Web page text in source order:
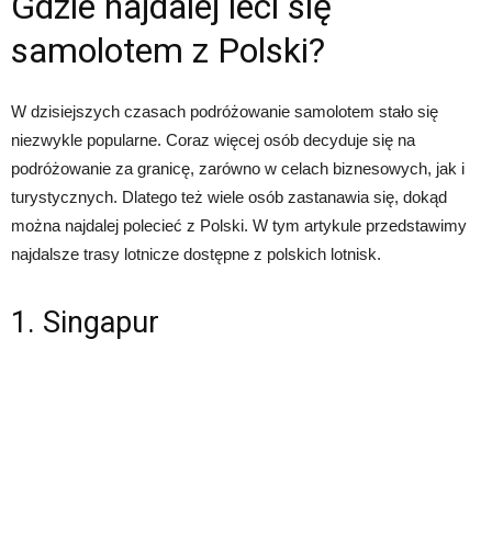
samolotem z Polski?
W dzisiejszych czasach podróżowanie samolotem stało się
niezwykle popularne. Coraz więcej osób decyduje się na
podróżowanie za granicę, zarówno w celach biznesowych, jak i
turystycznych. Dlatego też wiele osób zastanawia się, dokąd
można najdalej polecieć z Polski. W tym artykule przedstawimy
najdalsze trasy lotnicze dostępne z polskich lotnisk.
1. Singapur